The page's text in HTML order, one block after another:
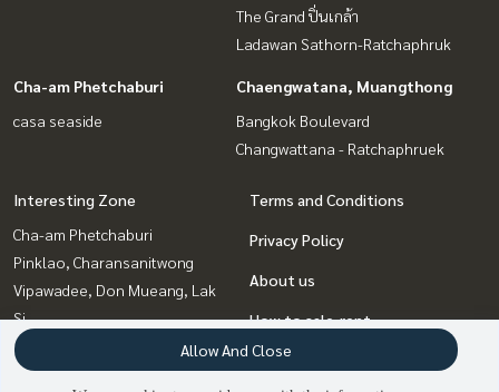
The Grand ปิ่นเกล้า
Ladawan Sathorn-Ratchaphruk
Cha-am Phetchaburi
casa seaside
Chaengwatana, Muangthong
Bangkok Boulevard
Changwattana - Ratchaphruek
Interesting Zone
Cha-am Phetchaburi
Pinklao, Charansanitwong
Vipawadee, Don Mueang, Lak
Si
Rama5, Ratchapruek,
Bangkruai
Terms and Conditions
Privacy Policy
About us
How to sale-rent
Contact
Allow And Close